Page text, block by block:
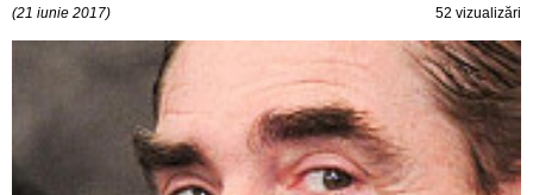
(21 iunie 2017) 52 vizualizări